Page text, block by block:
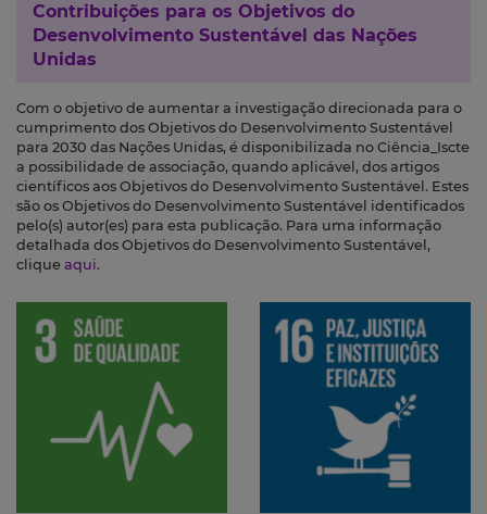
Contribuições para os Objetivos do
Desenvolvimento Sustentável das Nações
Unidas
Com o objetivo de aumentar a investigação direcionada para o
cumprimento dos Objetivos do Desenvolvimento Sustentável
para 2030 das Nações Unidas, é disponibilizada no Ciência_Iscte
a possibilidade de associação, quando aplicável, dos artigos
científicos aos Objetivos do Desenvolvimento Sustentável. Estes
são os Objetivos do Desenvolvimento Sustentável identificados
pelo(s) autor(es) para esta publicação. Para uma informação
detalhada dos Objetivos do Desenvolvimento Sustentável,
clique aqui.